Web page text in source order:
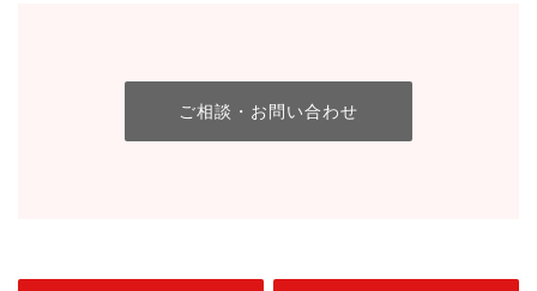
ご相談・お問い合わせ